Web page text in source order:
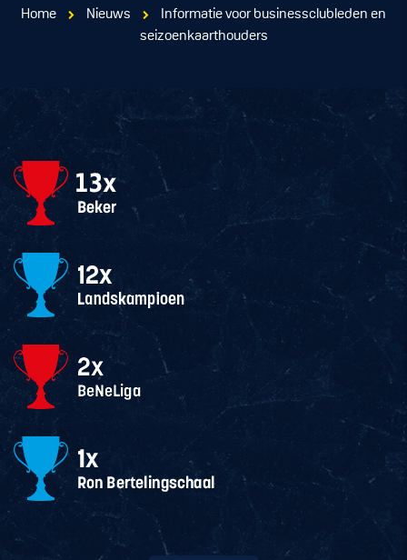
Home Nieuws
Informatie voor businessclubleden en
seizoenkaarthouders